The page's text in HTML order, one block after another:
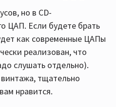
но в CD-
ЦАП. Если будете брать
как современные ЦАПы
реализован, что
слушать отдельно).
тщательно
нравится.